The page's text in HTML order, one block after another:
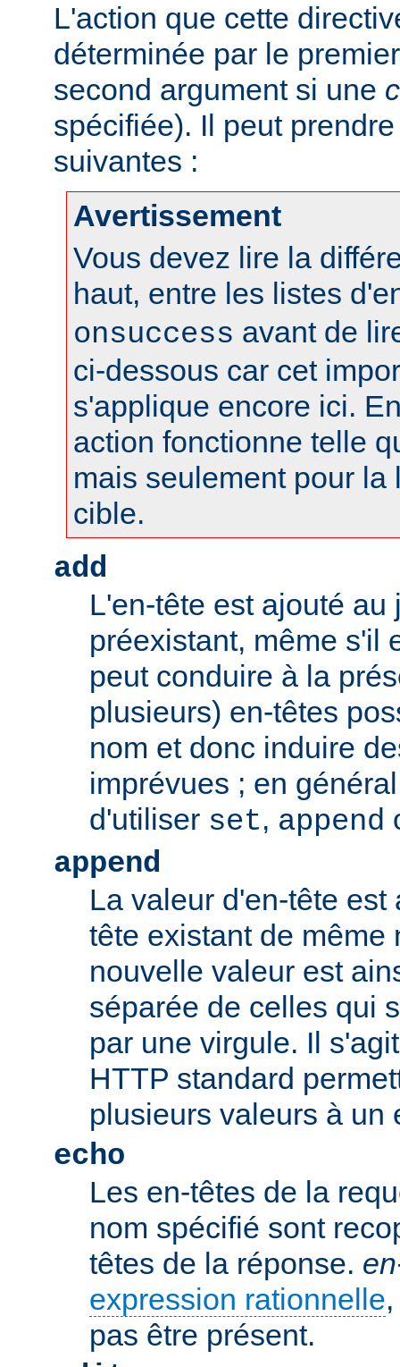
L'action que cette
déterminée par le
second argument si une
spécifiée). Il peut
suivantes :
Avertissement
Vous devez lire la
haut, entre les listes
onsuccess avant de
ci-dessous car cet
s'applique encore ici.
action fonctionne telle
mais seulement pour la
cible.
add
L'en-tête est ajouté au
préexistant, même s'il
peut conduire à la
plusieurs) en-têtes
nom et donc induire
imprévues ; en
d'utiliser set, append
append
La valeur d'en-tête est
tête existant de même
nouvelle valeur est
séparée de celles qui
par une virgule. Il
HTTP standard
plusieurs valeurs à un
echo
Les en-têtes de la
nom spécifié sont
têtes de la réponse.
expression rationnelle
pas être présent.